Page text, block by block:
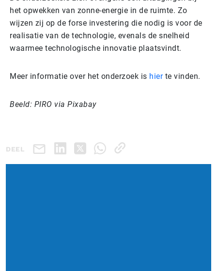
het opwekken van zonne-energie in de ruimte. Zo
wijzen zij op de forse investering die nodig is voor de
realisatie van de technologie, evenals de snelheid
waarmee technologische innovatie plaatsvindt.
Meer informatie over het onderzoek is hierte vinden.
Beeld: PIRO via Pixabay
DEEL